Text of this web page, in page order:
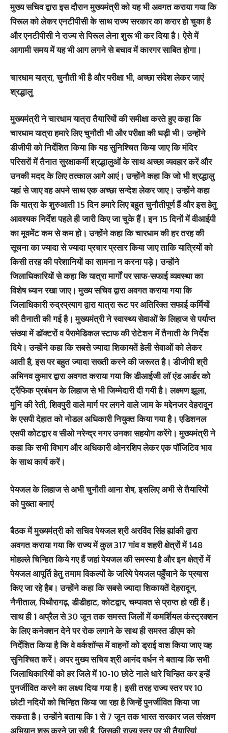
मुख्य सचिव द्वारा इस दौरान मुख्यमंत्री को यह भी अवगत कराया गया कि
पिरूल को लेकर एनटीपीसी के साथ राज्य सरकार का करार हो चुका है
और एनटीपीसी ने राज्य से पिरूल लेना शुरू भी कर दिया है। ऐसे में
आगामी समय में यह भी आग लगने से बचाव में कारगर साबित होगा।
चारधाम यात्रा, चुनौती भी है और परीक्षा भी, अच्छा संदेश लेकर जाएं
श्रद्धालु
मुख्यमंत्री ने चारधाम यात्रा तैयारियों की समीक्षा करते हुए कहा कि
चारधाम यात्रा हमारे लिए चुनौती भी और परीक्षा की घड़ी भी। उन्होंने
डीजीपी को निर्देशित किया कि यह सुनिश्चित किया जाए कि मंदिर
परिसरों में तैनात सुरक्षाकर्मी श्रद्धालुओं के साथ अच्छा व्यवहार करें और
उनकी मदद के लिए तत्काल आगे आएं। उन्होंने कहा कि जो भी श्रद्धालु
यहां से जाए वह अपने साथ एक अच्छा सन्देश लेकर जाए। उन्होंने कहा
कि यात्रा के शुरुआती 15 दिन हमारे लिए बहुत चुनौतीपूर्ण हैं और इस हेतु
आवश्यक निर्देश पहले ही जारी किए जा चुके हैं। इन 15 दिनों में वीआईपी
का मूवमेंट कम से कम हो। उन्होंने कहा कि चारधाम की हर तरह की
सूचना का ज्यादा से ज्यादा प्रचार प्रसार किया जाए ताकि यात्रियों को
किसी तरह की परेशानियों का सामना न करना पड़े। उन्होंने
जिलाधिकारियों से कहा कि यात्रा मार्गों पर साफ-सफाई व्यवस्था का
विशेष ध्यान रखा जाए। मुख्य सचिव द्वारा अवगत कराया गया कि
जिलाधिकारी रुद्रप्रयाग द्वारा यात्रा रूट पर अतिरिक्त सफाई कर्मियों
की तैनाती की गई है। मुख्यमंत्री ने स्वास्थ्य सेवाओं के लिहाज से पर्याप्त
संख्या में डॉक्टरों व पैरामेडिकल स्टाफ की रोटेशन में तैनाती के निर्देश
दिये। उन्होंने कहा कि सबसे ज्यादा शिकायतें हेली सेवाओं को लेकर
आती है, इस पर बहुत ज्यादा सख्ती करने की जरूरत है। डीजीपी श्री
अभिनव कुमार द्वारा अवगत कराया गया कि डीआईजी लॉ एंड आर्डर को
ट्रैफिक प्रबंधन के लिहाज से भी जिम्मेदारी दी गयी है। लक्ष्मण झूला,
मुनि की रेती, शिवपुरी वाले मार्ग पर लगने वाले जाम के मद्देनजर देहरादून
के एसपी देहात को नोडल अधिकारी नियुक्त किया गया है। एडिशनल
एसपी कोटद्वार व सीओ नरेन्द्र नगर उनका सहयोग करेंगे। मुख्यमंत्री ने
कहा कि सभी विभाग और अधिकारी ओनरशिप लेकर एक पॉजिटिव भाव
के साथ कार्य करें।
पेयजल के लिहाज से अभी चुनौती आना शेष, इसलिए अभी से तैयारियों
को पुख्ता बनाएं
बैठक में मुख्यमंत्री को सचिव पेयजल श्री अरविंद सिंह ह्यांकी द्वारा
अवगत कराया गया कि राज्य में कुल 317 गांव व शहरी क्षेत्रों में 148
मोहल्ले चिन्हित किये गए हैं जहां पेयजल की समस्या है और इन क्षेत्रों में
पेयजल आपूर्ति हेतु तमाम विकल्पों के जरिये पेयजल पहुँचाने के प्रयास
किए जा रहे हैब। उन्होंने कहा कि सबसे ज्यादा शिकायतें देहरादून,
नैनीताल, पिथौरागढ़, डीडीहाट, कोटद्वार, चम्पावत से प्राप्त हो रही हैं।
साथ ही 1 अप्रैल से 30 जून तक समस्त जिलों में कमर्शियल कंस्ट्रक्शन
के लिए कनेक्शन देने पर रोक लगाने के साथ ही समस्त डीएम को
निर्देशित किया है कि वे वर्कशॉप्स में वाहनों को ड्राई वाश किया जाए यह
सुनिश्चित करें। अपर मुख्य सचिव श्री आनंद वर्धन ने बताया कि सभी
जिलाधिकारियों को हर जिले में 10-10 छोटे नाले धारे चिन्हित कर इन्हें
पुनर्जीवित करने का लक्ष्य दिया गया है। इसी तरह राज्य स्तर पर 10
छोटी नदियों को चिन्हित किया जा रहा है जिन्हें पुनर्जीवित किया जा
सकता है। उन्होंने बताया कि 1 से 7 जून तक भारत सरकार जल संरक्षण
अभियान शुरू करने जा रही है, जिसकी राज्य स्तर पर भी तैयारियां